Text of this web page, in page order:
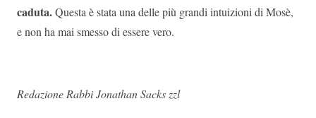
caduta.Questa è stata una delle più grandi intuizioni di Mosè,
e non ha mai smesso di essere vero.
Redazione Rabbi Jonathan Sacks zzl